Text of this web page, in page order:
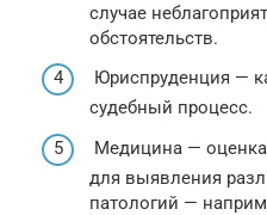
случае
обстоятельств.
Юриспруденция —
судебный процесс.
Медицина —
для выявления
патологий —